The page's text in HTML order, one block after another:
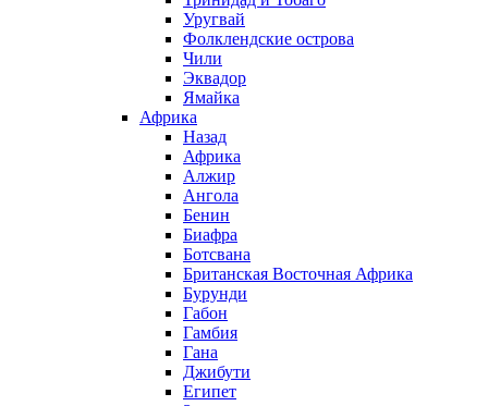
Уругвай
Фолклендские острова
Чили
Эквадор
Ямайка
Африка
Назад
Африка
Алжир
Ангола
Бенин
Биафра
Ботсвана
Британская Восточная Африка
Бурунди
Габон
Гамбия
Гана
Джибути
Египет